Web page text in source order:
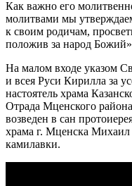
Как важно его
молитвами мы
к своим родичам,
положив за народ
На малом входе указом
и всея Руси Кирилла за
настоятель храма
Отрада Мценского
возведен в сан
храма г. Мценска
камилавки.